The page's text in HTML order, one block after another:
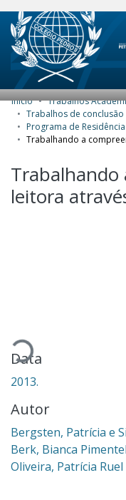
BRAZIL
Simplifique!
Comunica BR
Participe
Acesso à informação
Legislação
COMUNIDADES E
NAVEGAR
ESTATÍSTICAS
SOBRE
Início
Trabalhos
Programa de
Trabalhando
leitora
Data
2013.
Autor
Bergsten, Patrícia e
Berk, Bianca
Oliveira, Patrícia